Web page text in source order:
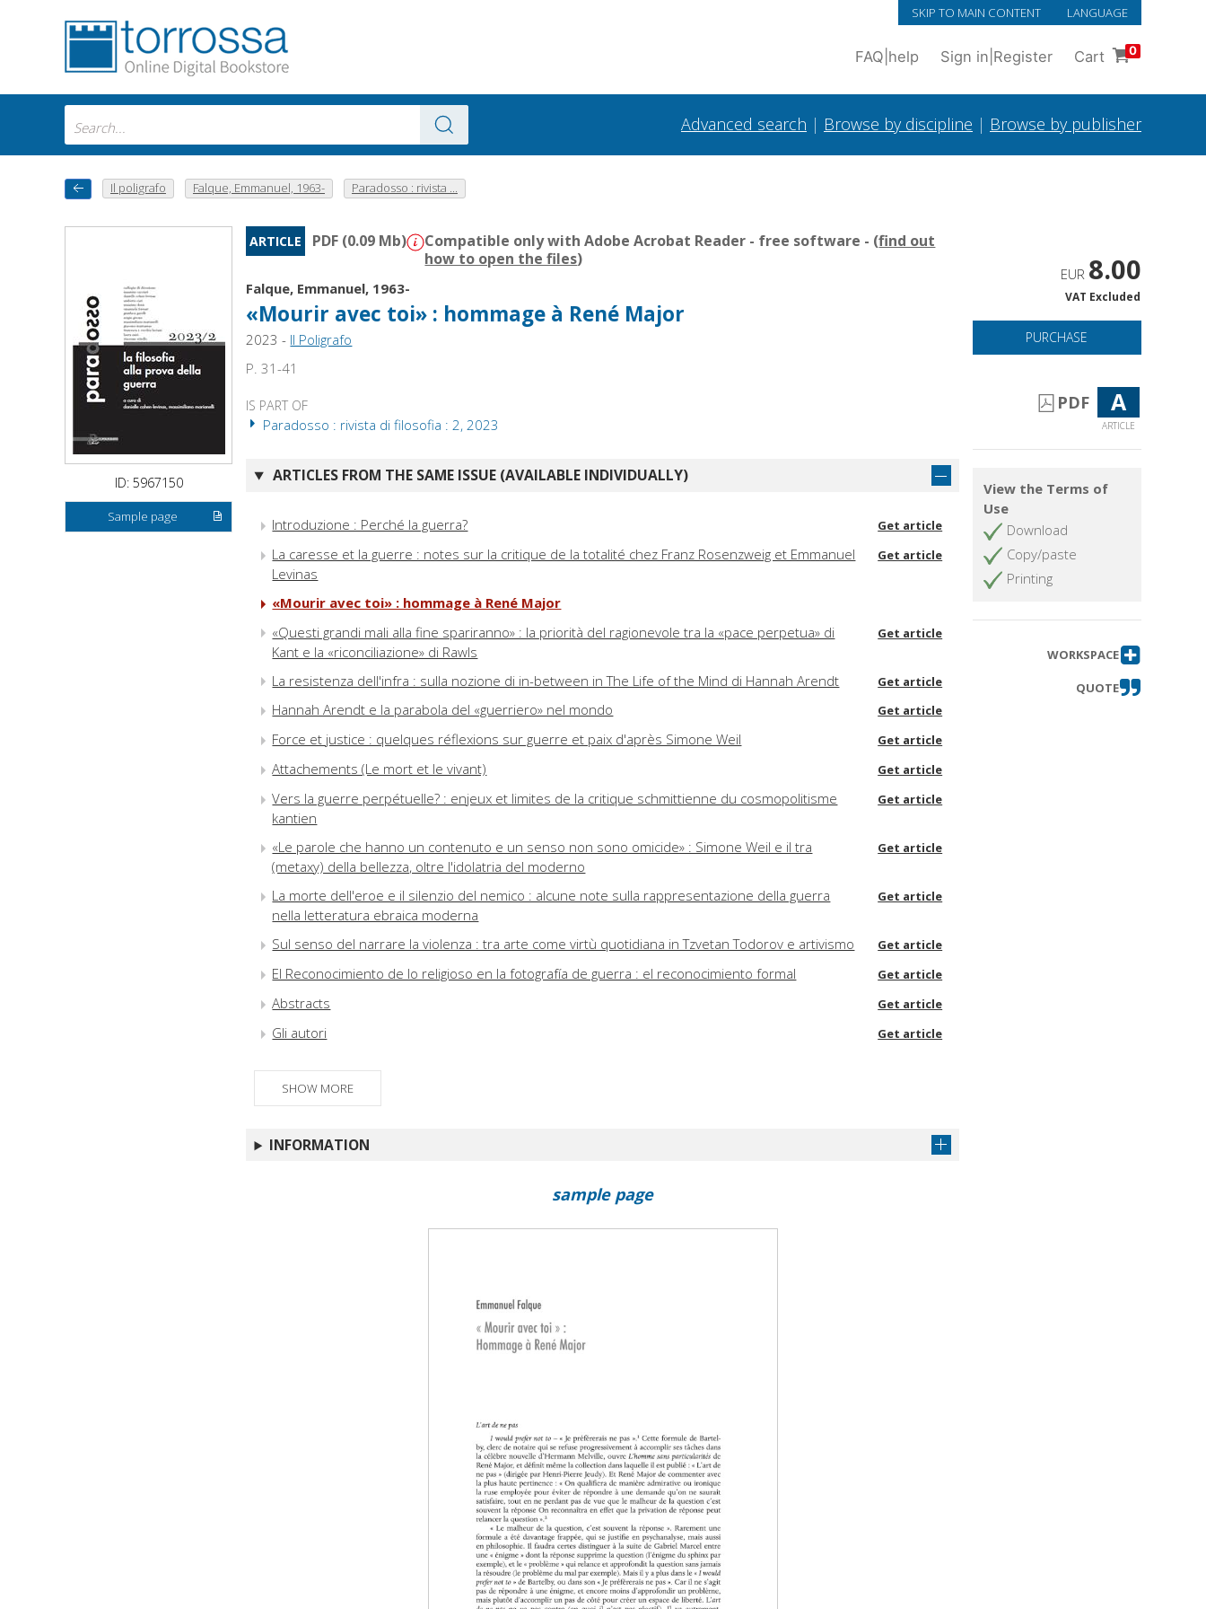
SKIP TO MAIN CONTENT LANGUAGE
FAQ help Sign in Register Cart 0
Advanced search | Browse by discipline | Browse by publisher
Il poligrafo Falque, Emmanuel, 1963- Paradosso : rivista ...
ID: 5967150
Sample page
ARTICLE PDF (0.09 Mb) Compatible only with Adobe Acrobat Reader - free software - (find out
how to open the files)
Falque, Emmanuel, 1963-
«Mourir avec toi» : hommage à René Major
2023 - Il Poligrafo
P. 31-41
IS PART OF
Paradosso : rivista di filosofia : 2, 2023
ARTICLES FROM THE SAME ISSUE (AVAILABLE INDIVIDUALLY)
Introduzione : Perché la guerra? Get article
La caresse et la guerre : notes sur la critique de la totalité chez Franz Rosenzweig et Emmanuel
Levinas
Get article
«Mourir avec toi» : hommage à René Major
«Questi grandi mali alla fine spariranno» : la priorità del ragionevole tra la «pace perpetua» di
Kant e la «riconciliazione» di Rawls
Get article
La resistenza dell'infra : sulla nozione di in-between in The Life of the Mind di Hannah Arendt Get article
Hannah Arendt e la parabola del «guerriero» nel mondo Get article
Force et justice : quelques réflexions sur guerre et paix d'après Simone Weil Get article
Attachements (Le mort et le vivant) Get article
Vers la guerre perpétuelle? : enjeux et limites de la critique schmittienne du cosmopolitisme
kantien
Get article
«Le parole che hanno un contenuto e un senso non sono omicide» : Simone Weil e il tra
(metaxy) della bellezza, oltre l'idolatria del moderno
Get article
La morte dell'eroe e il silenzio del nemico : alcune note sulla rappresentazione della guerra
nella letteratura ebraica moderna
Get article
Sul senso del narrare la violenza : tra arte come virtù quotidiana in Tzvetan Todorov e artivismo Get article
El Reconocimiento de lo religioso en la fotografía de guerra : el reconocimiento formal Get article
Abstracts Get article
Gli autori Get article
SHOW MORE
INFORMATION
EUR 8.00
VAT Excluded
PURCHASE
PDF A
ARTICLE
View the Terms of
Use
Download
Copy/paste
Printing
WORKSPACE
QUOTE
sample page